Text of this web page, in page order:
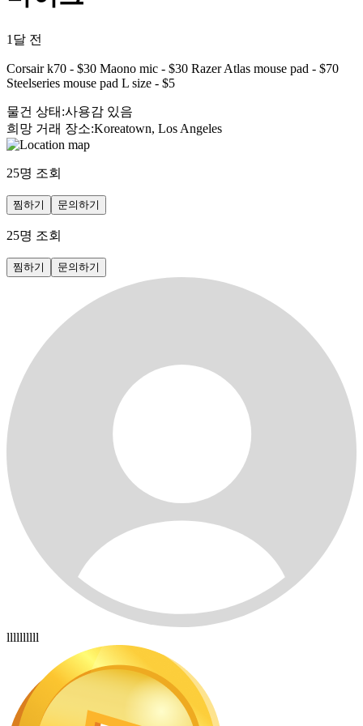
1달 전
Corsair k70 - $30 Maono mic - $30 Razer Atlas mouse pad - $70
Steelseries mouse pad L size - $5
물건 상태 :사용감 있음
희망 거래 장소:Koreatown, Los Angeles
25명 조회
찜하기 문의하기
25명 조회
찜하기 문의하기
llllllllll